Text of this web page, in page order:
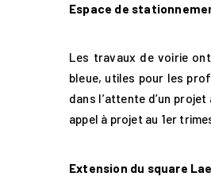
Accueil
BMa
Espace de
Les travaux de voirie
bleue, utiles pour les
dans l’attente d’un
appel à projet au 1er
Extension du square